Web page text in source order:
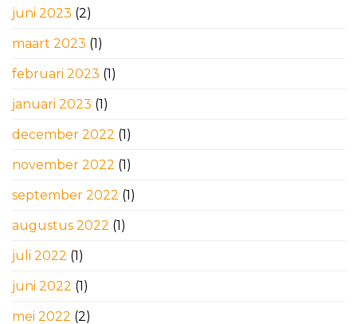
juni 2023 (2)
maart 2023 (1)
februari 2023 (1)
januari 2023 (1)
december 2022 (1)
november 2022 (1)
september 2022 (1)
augustus 2022 (1)
juli 2022 (1)
juni 2022 (1)
mei 2022 (2)